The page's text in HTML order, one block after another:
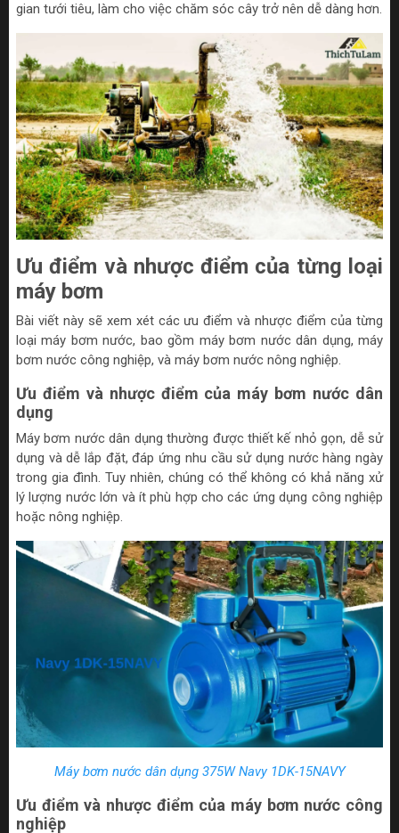
gian tưới tiêu, làm cho việc chăm sóc cây trở nên dễ dàng hơn.
Ưu điểm và nhược điểm của từng loại
máy bơm
Bài viết này sẽ xem xét các ưu điểm và nhược điểm của từng
loại máy bơm nước, bao gồm máy bơm nước dân dụng, máy
bơm nước công nghiệp, và máy bơm nước nông nghiệp.
Ưu điểm và nhược điểm của máy bơm nước dân
dụng
Máy bơm nước dân dụng thường được thiết kế nhỏ gọn, dễ sử
dụng và dễ lắp đặt, đáp ứng nhu cầu sử dụng nước hàng ngày
trong gia đình. Tuy nhiên, chúng có thể không có khả năng xử
lý lượng nước lớn và ít phù hợp cho các ứng dụng công nghiệp
hoặc nông nghiệp.
Máy bơm nước dân dụng 375W Navy 1DK-15NAVY
Ưu điểm và nhược điểm của máy bơm nước công
nghiệp